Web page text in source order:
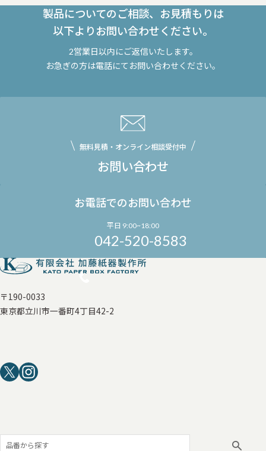
製品についてのご相談、お見積もりは
以下よりお問い合わせください。
2営業日以内にご返信いたします。
お急ぎの方は電話にてお問い合わせください。
無料見積・オンライン相談受付中
お問い合わせ
お電話でのお問い合わせ
平日 9:00~18:00
042-520-8583
〒190-0033
東京都立川市一番町4丁目42-2